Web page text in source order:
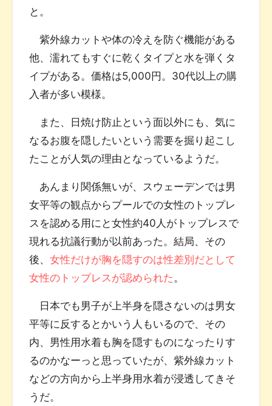
と。
紫外線カットや体の冷えを防ぐ機能がある
他、濡れてもすぐに乾くタイプと水を弾くタ
イプがある。価格は5,000円。30代以上の購
入者が多い模様。
また、日焼け防止という面以外にも、気に
なるお腹を隠したいという需要を掘り起こし
たことが人気の理由となっているようだ。
あんまり関係無いが、スウェーデンでは男
女平等の観点からプールでの女性のトップレ
スを認める用にと女性約40人がトップレスで
現れる抗議行動が以前あった。結局、その
後、女性だけが胸を隠すのは性差別だとして
女性のトップレスが認められた 。
日本でも男子が上半身を隠さないのは男女
平等に反するとかいう人もいるので、その
内、男性用水着も胸を隠すものになったりす
るのかなーっと思っていたが、紫外線カット
などの方向から上半身用水着が浸透してきそ
うだ。